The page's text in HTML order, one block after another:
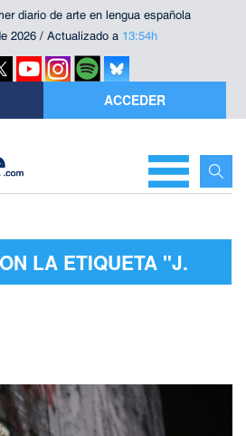
diario de arte en lengua española
2026 / Actualizado a 13:54h
ACCEDER
LA ETIQUETA "J.